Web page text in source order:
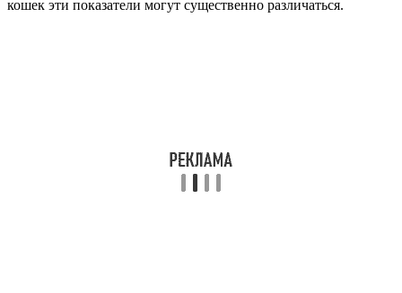
кошек эти показатели могут существенно различаться.